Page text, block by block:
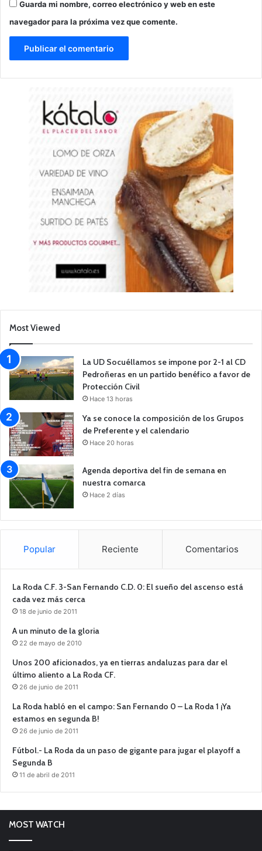
Guarda mi nombre, correo electrónico y web en este
navegador para la próxima vez que comente.
Most Viewed
La UD Socuéllamos se impone por 2-1 al CD
Pedroñeras en un partido benéfico a favor de
Protección Civil
Hace 13 horas
Ya se conoce la composición de los Grupos
de Preferente y el calendario
Hace 20 horas
Agenda deportiva del fin de semana en
nuestra comarca
Hace 2 días
Popular Reciente Comentarios
La Roda C.F. 3-San Fernando C.D. 0: El sueño del ascenso está
cada vez más cerca
18 de junio de 2011
A un minuto de la gloria
22 de mayo de 2010
Unos 200 aficionados, ya en tierras andaluzas para dar el
último aliento a La Roda CF.
26 de junio de 2011
La Roda habló en el campo: San Fernando 0 – La Roda 1 ¡Ya
estamos en segunda B!
26 de junio de 2011
Fútbol.- La Roda da un paso de gigante para jugar el playoff a
Segunda B
11 de abril de 2011
MOST WATCH